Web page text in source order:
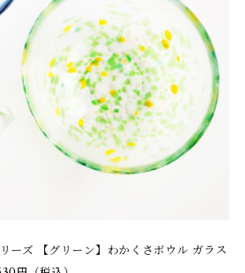
ーズ 【グリーン】わかくさボウル ガラス